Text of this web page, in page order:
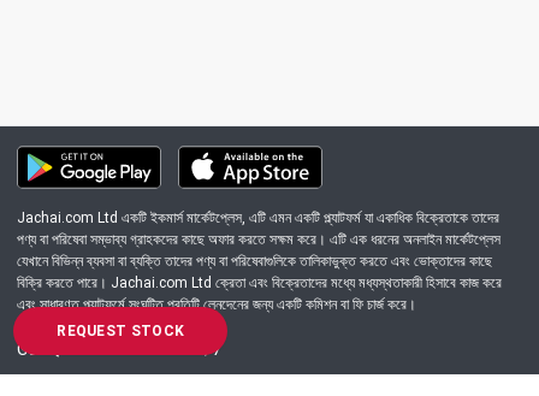
REQUEST STOCK
Jachai.com Ltd একটি ইকমার্স মার্কেটপ্লেস, এটি এমন একটি প্ল্যাটফর্ম যা একাধিক বিক্রেতাকে তাদের
পণ্য বা পরিষেবা সম্ভাব্য গ্রাহকদের কাছে অফার করতে সক্ষম করে। এটি এক ধরনের অনলাইন মার্কেটপ্লেস
যেখানে বিভিন্ন ব্যবসা বা ব্যক্তি তাদের পণ্য বা পরিষেবাগুলিকে তালিকাভুক্ত করতে এবং ভোক্তাদের কাছে
বিক্রি করতে পারে। Jachai.com Ltd ক্রেতা এবং বিক্রেতাদের মধ্যে মধ্যস্থতাকারী হিসাবে কাজ করে
এবং সাধারণত প্ল্যাটফর্মে সংঘটিত প্রতিটি লেনদেনের জন্য একটি কমিশন বা ফি চার্জ করে।
Got Question? Call us 24/7